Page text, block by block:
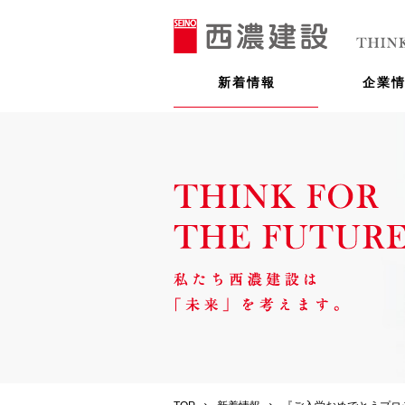
新着情報 企業